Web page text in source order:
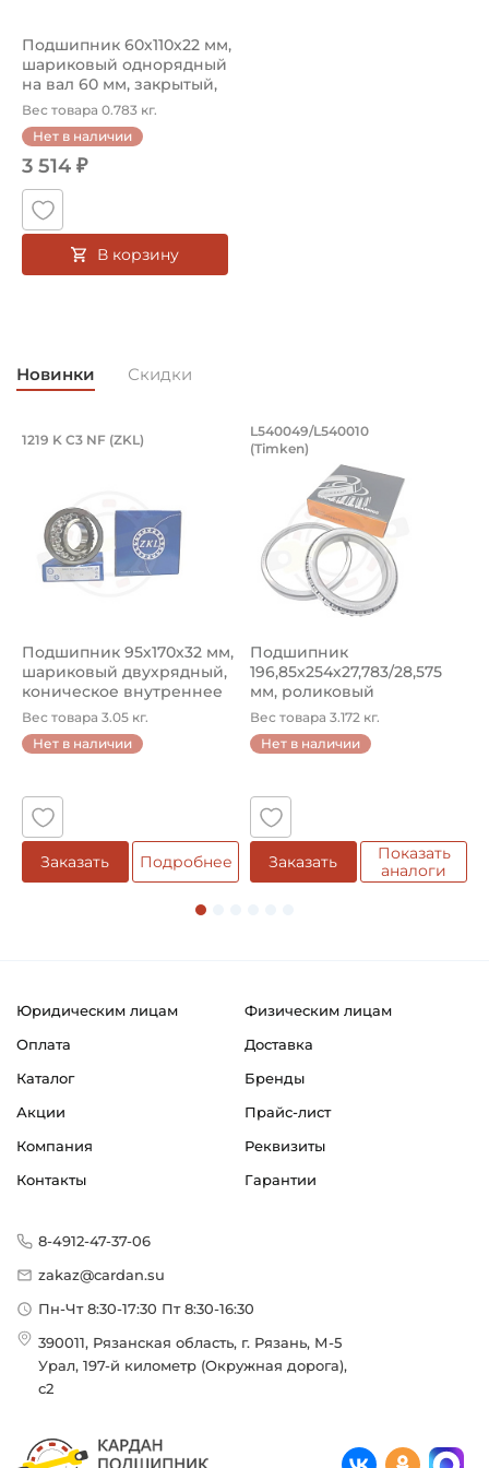
Подшипник 60х110х22 мм,
шариковый однорядный
на вал 60 мм, закрытый,
ув...
Вес товара 0.783 кг.
Нет в наличии
3 514 ₽
В корзину
Новинки Скидки
Подшипник 95х170х32 мм, шариковый
Подшипник 95х170х32 мм, шариковый двухрядный,
1219 K C3 NF (ZKL)
Подшипник 95х170х32 мм,
шариковый двухрядный,
коническое внутреннее
кол...
Вес товара 3.05 кг.
Нет в наличии
Заказать Подробнее
Подшипник
Подшипник
L540049/L540010
(Timken)
Подшипник
196,85х254х27,783/28,575
мм, роликовый
однорядный конический
...
Вес товара 3.172 кг.
Нет в наличии
Заказать
Показать
аналоги
Юридическим лицам
Физическим лицам
Оплата
Доставка
Каталог
Бренды
Акции
Прайс-лист
Компания
Реквизиты
Контакты
Гарантии
8-4912-47-37-06
zakaz@cardan.su
Пн-Чт 8:30-17:30 Пт 8:30-16:30
390011, Рязанская область, г. Рязань, М-5
Урал, 197-й километр (Окружная дорога),
с2